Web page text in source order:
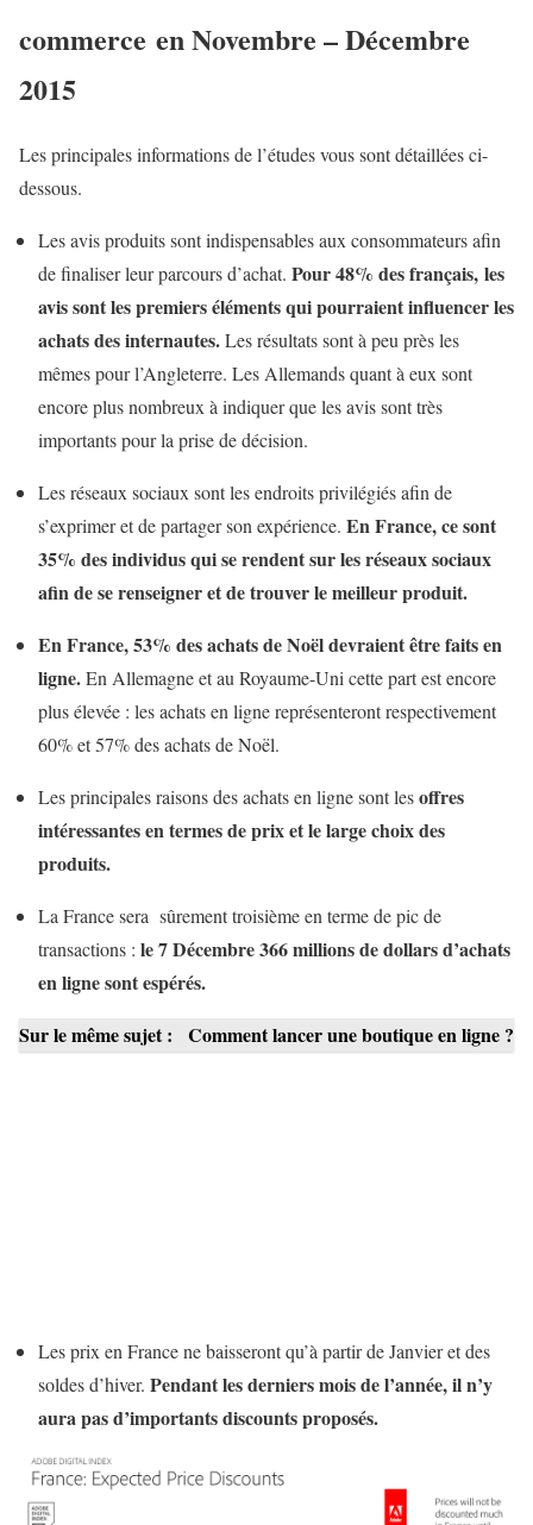
commerce en Novembre – Décembre
2015
Les principales informations de l’études vous sont détaillées ci-
dessous.
Les avis produits sont indispensables aux consommateurs afin
de finaliser leur parcours d’achat. Pour 48% des français, les
avis sont les premiers éléments qui pourraient influencer les
achats des internautes.Les résultats sont à peu près les
mêmes pour l’Angleterre. Les Allemands quant à eux sont
encore plus nombreux à indiquer que les avis sont très
importants pour la prise de décision.
Les réseaux sociaux sont les endroits privilégiés afin de
s’exprimer et de partager son expérience. En France, ce sont
35% des individus qui se rendent sur les réseaux sociaux
afin de se renseigner et de trouver le meilleur produit.
En France, 53% des achats de Noël devraient être faits en
ligne.En Allemagne et au Royaume-Uni cette part est encore
plus élevée : les achats en ligne représenteront respectivement
60% et 57% des achats de Noël.
Les principales raisons des achats en ligne sont lesoffres
intéressantes en termes de prix et le large choix des
produits.
La France sera sûrement troisième en terme de pic de
transactions : le 7 Décembre 366 millions de dollars d’achats
en ligne sont espérés.
Sur le même sujet :
Comment lancer une boutique en ligne ?
Les prix en France ne baisseront qu’à partir de Janvier et des
soldes d’hiver. Pendant les derniers mois de l’année, il n’y
aura pas d’importants discounts proposés.